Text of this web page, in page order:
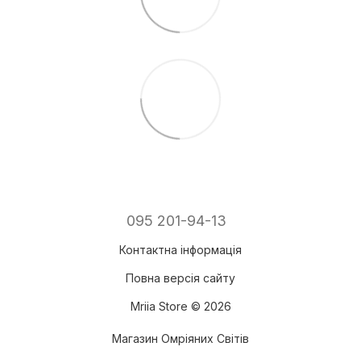
095 201-94-13
Контактна інформація
Повна версія сайту
Mriia Store © 2026
Магазин Омріяних Світів